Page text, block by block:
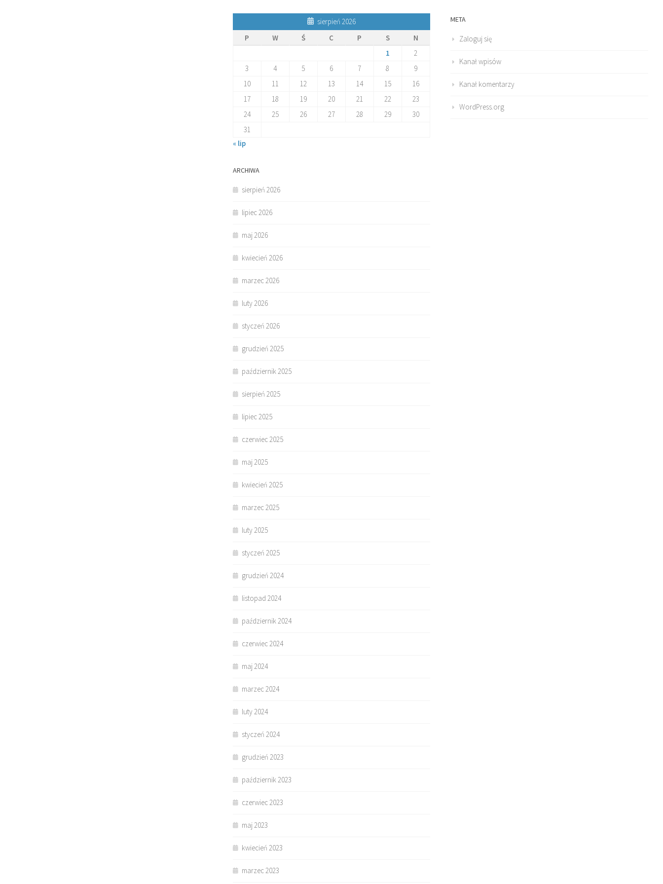
sierpień 2026
P
W Ś C P S
N
1
2
3
4 5 6 7 8
9
10
11 12 13 14 15
16
17
18 19 20 21 22
23
24
25 26 27 28 29
30
31
« lip
ARCHIWA
sierpień 2026
lipiec 2026
maj 2026
kwiecień 2026
marzec 2026
luty 2026
styczeń 2026
grudzień 2025
październik 2025
sierpień 2025
lipiec 2025
czerwiec 2025
maj 2025
kwiecień 2025
marzec 2025
luty 2025
styczeń 2025
grudzień 2024
listopad 2024
październik 2024
czerwiec 2024
maj 2024
marzec 2024
luty 2024
styczeń 2024
grudzień 2023
październik 2023
czerwiec 2023
maj 2023
kwiecień 2023
marzec 2023
META
Zaloguj się
Kanał wpisów
Kanał komentarzy
WordPress.org